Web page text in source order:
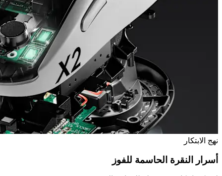
نهج الابتكار
أسرار النقرة الحاسمة للفوز